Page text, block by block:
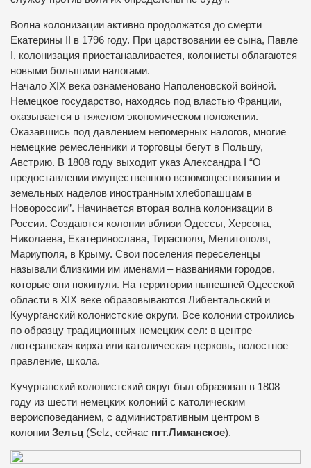
Волна колонизации активно продолжатся до смерти
Екатерины II в 1796 году. При царствовании ее сына, Павле
I, колонизация приостанавливается, колонисты облагаются
новыми большими налогами.
Начало XIX века ознаменовано Наполеновской войной.
Немецкое государство, находясь под властью Франции,
оказывается в тяжелом экономическом положении.
Оказавшись под давлением непомерных налогов, многие
немецкие ремесленники и торговцы бегут в Польшу,
Австрию. В 1808 году выходит указ Александра I “О
предоставлении имущественного вспомоществования и
земельных наделов иностранным хлебопашцам в
Новороссии”. Начинается вторая волна колонизации в
России. Создаются колонии вблизи Одессы, Херсона,
Николаева, Екатеринослава, Тирасполя, Мелитополя,
Мариуполя, в Крыму. Свои поселения переселенцы
называли близкими им именами – названиями городов,
которые они покинули. На территории нынешней Одесской
области в XIX веке образовываются Либентальский и
Кучурганский колонистские округи. Все колонии строились
по образцу традиционных немецких сел: в центре –
лютеранская кирха или католическая церковь, волостное
правление, школа.
Кучурганский колонистский округ был образован в 1808
году из шести немецких колоний с католическим
вероисповеданием, с административным центром в
колонии Зельц (Selz, сейчас пгт.Лиманское).